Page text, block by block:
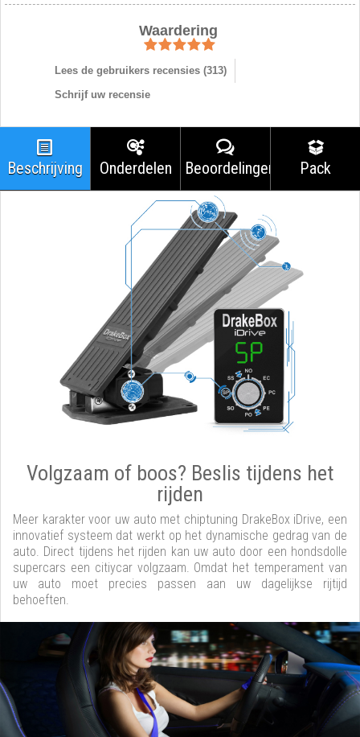
Waardering
Lees de gebruikers recensies (313)
Schrijf uw recensie
Beschrijving Onderdelen Beoordelingen Pack
Volgzaam of boos? Beslis tijdens het
rijden
Meer karakter voor uw auto met chiptuning DrakeBox iDrive, een
innovatief systeem dat werkt op het dynamische gedrag van de
auto. Direct tijdens het rijden kan uw auto door een hondsdolle
supercars een citiycar volgzaam. Omdat het temperament van
uw auto moet precies passen aan uw dagelijkse rijtijd
behoeften.